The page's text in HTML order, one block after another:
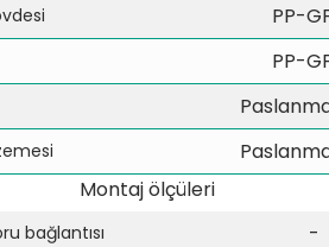
PP-
PP-
Montaj ölçüleri
bağlantısı -